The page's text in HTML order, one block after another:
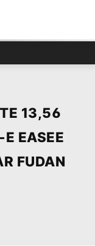
Positionen. Der
13,56
EASEE
FUDAN